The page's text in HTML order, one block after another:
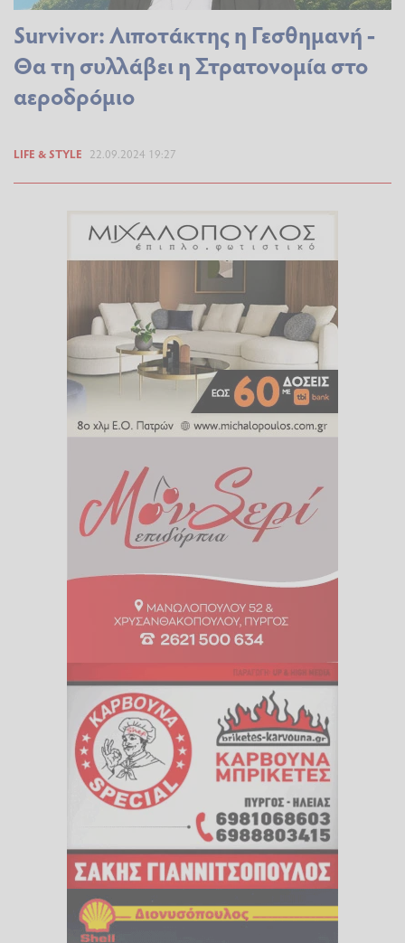
Survivor: Λιποτάκτης η Γεσθημανή -
Θα τη συλλάβει η Στρατονομία στο
αεροδρόμιο
LIFE & STYLE 22.09.2024 19:27